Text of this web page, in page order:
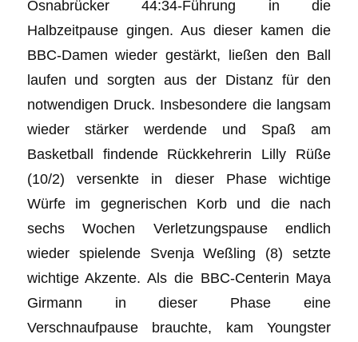
Osnabrücker 44:34-Führung in die
Halbzeitpause gingen. Aus dieser kamen die
BBC-Damen wieder gestärkt, ließen den Ball
laufen und sorgten aus der Distanz für den
notwendigen Druck. Insbesondere die langsam
wieder stärker werdende und Spaß am
Basketball findende Rückkehrerin Lilly Rüße
(10/2) versenkte in dieser Phase wichtige
Würfe im gegnerischen Korb und die nach
sechs Wochen Verletzungspause endlich
wieder spielende Svenja Weßling (8) setzte
wichtige Akzente. Als die BBC-Centerin Maya
Girmann in dieser Phase eine
Verschnaufpause brauchte, kam Youngster